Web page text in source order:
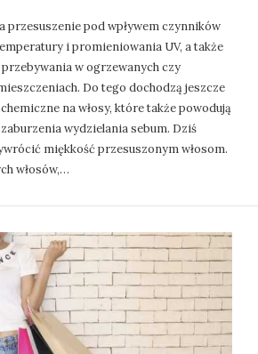
przesuszenie pod wpływem czynników
i promieniowania UV, a także
w ogrzewanych czy
Do tego dochodzą jeszcze
na włosy, które także powodują
wydzielania sebum. Dziś
miękkość przesuszonym włosom.
włosów,…